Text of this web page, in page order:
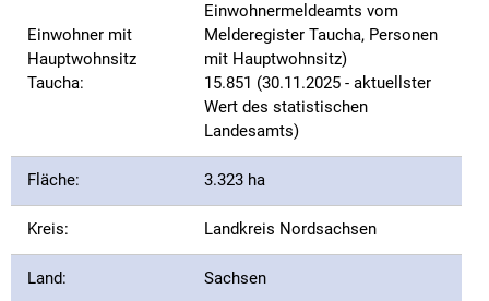
Einwohner mit
Hauptwohnsitz
Taucha:
Einwohnermeldeamts vom
Melderegister Taucha, Personen
mit Hauptwohnsitz)
15.851 (30.11.2025 - aktuellster
Wert des statistischen
Landesamts)
Fläche: 3.323 ha
Kreis: Landkreis Nordsachsen
Land: Sachsen